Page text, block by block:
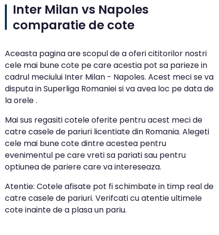
Inter Milan vs Napoles
comparatie de cote
Aceasta pagina are scopul de a oferi cititorilor nostri
cele mai bune cote pe care acestia pot sa parieze in
cadrul meciului Inter Milan - Napoles. Acest meci se va
disputa in Superliga Romaniei si va avea loc pe data de
la orele .
Mai sus regasiti cotele oferite pentru acest meci de
catre casele de pariuri licentiate din Romania. Alegeti
cele mai bune cote dintre acestea pentru
evenimentul pe care vreti sa pariati sau pentru
optiunea de pariere care va intereseaza.
Atentie: Cotele afisate pot fi schimbate in timp real de
catre casele de pariuri. Verifcati cu atentie ultimele
cote inainte de a plasa un pariu.